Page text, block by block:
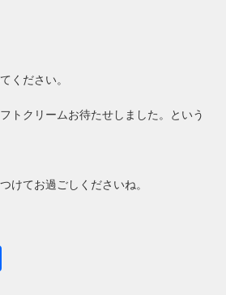
ください。
トクリームお待たせしました。という
けてお過ごしくださいね。